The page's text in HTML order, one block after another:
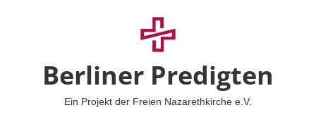
Berliner Predigten
Ein Projekt der Freien Nazarethkirche e.V.